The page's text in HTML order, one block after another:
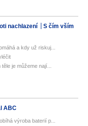
nachlazení
S čím vším
a kdy už riskuj...
je můžeme nají...
ABC
výroba baterií p...